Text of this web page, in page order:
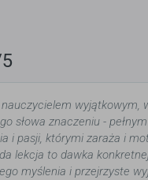
wyjątkowym,
słowa znaczeniu - pełnym
i pasji, którymi zaraża i
lekcja to dawka
myślenia i przejrzyste